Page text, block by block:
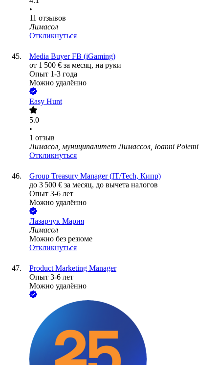
•
11 отзывов
Лимасол
Откликнуться
Media Buyer FB (iGaming)
от 1 500 € за месяц, на руки
Опыт 1-3 года
Можно удалённо
Easy Hunt
5.0
•
1 отзыв
Лимасол, муниципалитет Лимассол, Ioanni Polemi
Откликнуться
Group Treasury Manager (IT/Tech, Кипр)
до 3 500 € за месяц, до вычета налогов
Опыт 3-6 лет
Можно удалённо
Лазарчук Мария
Лимасол
Можно без резюме
Откликнуться
Product Marketing Manager
Опыт 3-6 лет
Можно удалённо